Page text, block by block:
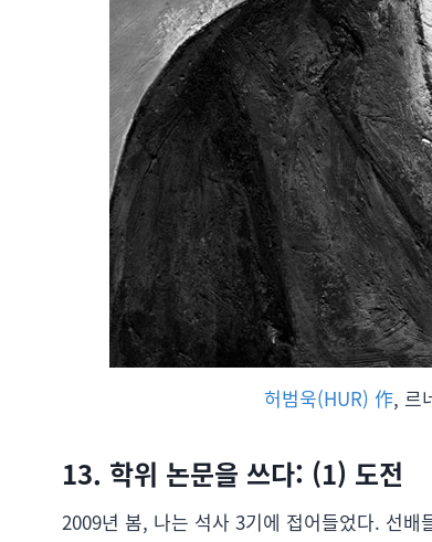
허범욱(HUR) 作, 르
13. 학위 논문을 쓰다: (1) 도전
2009년 봄, 나는 석사 3기에 접어들었다. 선